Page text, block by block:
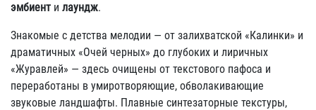
эмбиент и лаундж.
Знакомые с детства мелодии — от залихватской «Калинки» и
драматичных «Очей черных» до глубоких и лиричных
«Журавлей» — здесь очищены от текстового пафоса и
переработаны в умиротворяющие, обволакивающие
звуковые ландшафты. Плавные синтезаторные текстуры,